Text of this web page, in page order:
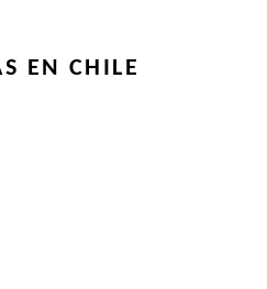
EN CHILE